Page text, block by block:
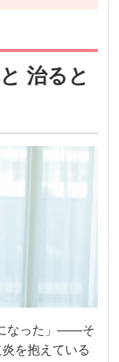
治ると
なった」——そ
を抱えている